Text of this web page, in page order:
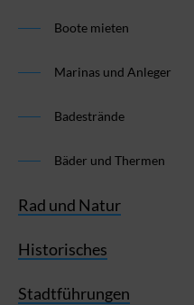
Boote mieten
Marinas und Anleger
Badestrände
Bäder und Thermen
Rad und Natur
Historisches
Stadtführungen